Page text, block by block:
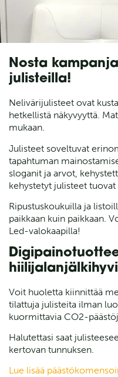
Nosta
julisteilla!
Nelivärijulisteet ovat
hetkellistä näkyvyyttä.
mukaan.
Julisteet soveltuvat
tapahtuman
sloganit ja arvot,
kehystetyt julisteet tuovat
Ripustuskoukuilla ja
paikkaan kuin paikkaan.
Led-valokaapilla!
Voit huoletta kiinnittää
tilattuja julisteita ilman
kuormittavia CO2-
Halutettasi saat
kertovan tunnuksen.
Lue lisää